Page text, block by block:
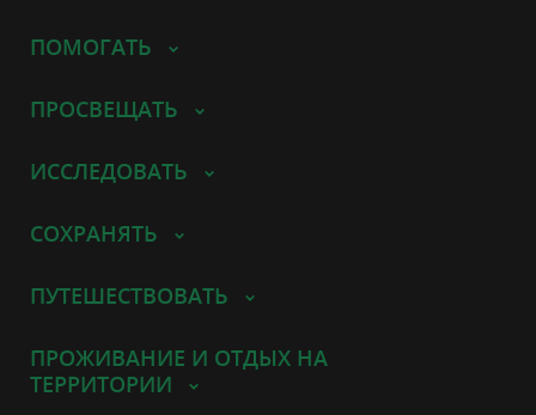
ПОМОГАТЬ
ПРОСВЕЩАТЬ
ИССЛЕДОВАТЬ
СОХРАНЯТЬ
ПУТЕШЕСТВОВАТЬ
ПРОЖИВАНИЕ И ОТДЫХ НА
ТЕРРИТОРИИ